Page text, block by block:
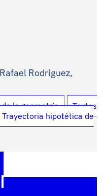
Rodríguez,
la geometría
Textos
Trayectoria hipotética de